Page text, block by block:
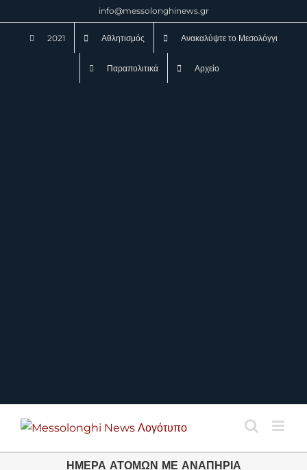
info@messolonghinews.gr
2021 Αθλητισμός Ανακαλύψτε το Μεσολόγγι
Παραπολιτικά Αρχείο
ΗΜΕΡΑ ΑΤΟΜΩΝ ΜΕ ΑΝΑΠΗΡΙΑ